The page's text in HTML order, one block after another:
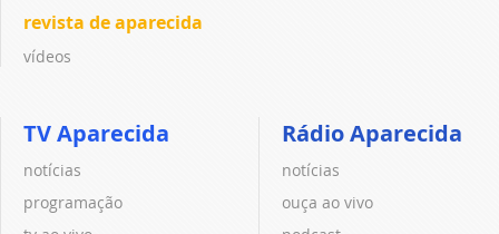
revista de aparecida
vídeos
TV Aparecida
notícias
programação
Rádio Aparecida
notícias
ouça ao vivo